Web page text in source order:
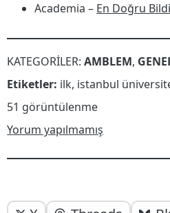
Academia – En Doğru
KATEGORILER:AMBLEM,
Etiketler: ilk, istanbul
51 görüntülenme
Yorum yapılmamış